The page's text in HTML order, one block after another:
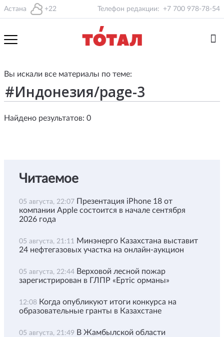
Астана +22 Телефон редакции: +7 700 978-78-54
Вы искали все материалы по теме:
Найдено результатов: 0
Читаемое
05 августа, 22:07 Презентация iPhone 18 от
компании Apple состоится в начале сентября
2026 года
05 августа, 21:11 Минэнерго Казахстана выставит
24 нефтегазовых участка на онлайн-аукцион
05 августа, 22:44 Верховой лесной пожар
зарегистрирован в ГЛПР «Ертіс орманы»
12:08 Когда опубликуют итоги конкурса на
образовательные гранты в Казахстане
05 августа, 21:49 В Жамбылской области